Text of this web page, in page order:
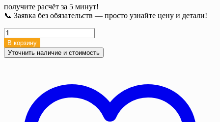
получите расчёт за 5 минут!
📞 Заявка без обязательств — просто узнайте цену и детали!
Количество
товара
Полог
брезентовый
360/400
В корзину
Уточнить наличие и стоимость